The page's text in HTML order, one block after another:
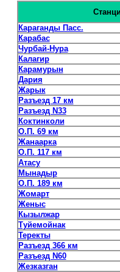
Караганды Пасс.
Карабас
Чурбай-Нура
Калагир
Карамурын
Дария
Жарык
Разъезд 17 км
Разъезд N33
Коктинколи
О.П. 69 км
Жанаарка
О.П. 117 км
Атасу
Мынадыр
О.П. 189 км
Жомарт
Женыс
Кызылжар
Туйемойнак
Теректы
Разъезд 366 км
Разъезд N60
Жезказган